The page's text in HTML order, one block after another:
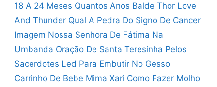
18 A 24 Meses Quantos Anos Balde Thor Love
And Thunder Qual A Pedra Do Signo De Cancer
Imagem Nossa Senhora De Fátima Na
Umbanda Oração De Santa Teresinha Pelos
Sacerdotes Led Para Embutir No Gesso
Carrinho De Bebe Mima Xari Como Fazer Molho